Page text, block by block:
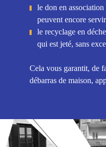
le don en
peuvent encore servir
le recyclage en
qui est jeté, sans
Cela vous garantit, de
débarras de maison,